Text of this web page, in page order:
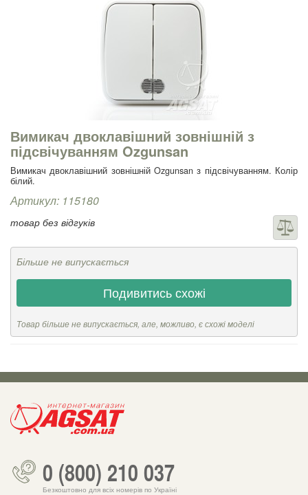
Вимикач двоклавішний зовнішній з
підсвічуванням Ozgunsan
Вимикач двоклавішний зовнішній Ozgunsan з підсвічуванням. Колір
білий.
Артикул: 115180
товар без відгуків
Більше не випускається
Подивитись схожі
Товар більше не випускається, але, можливо, є схожі моделі
0 (800) 210 037
Безкоштовно для всіх номерів по Україні